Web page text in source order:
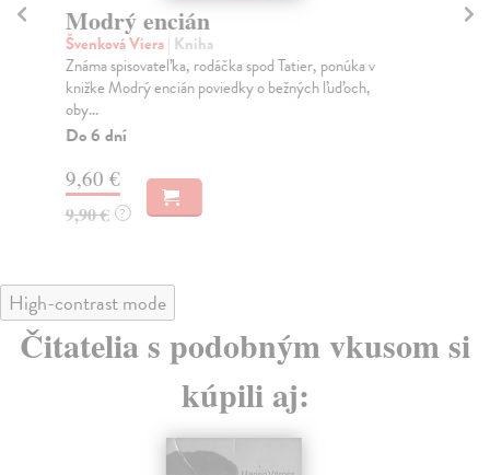
Modrý encián
Švenková Viera| Kniha
Známa spisovateľka, rodáčka spod Tatier, ponúka v
knižke Modrý encián poviedky o bežných ľuďoch,
oby...
Do 6 dní
9,60 €
9,90 € ?
High-contrast mode
Čitatelia s podobným vkusom si
kúpili aj: